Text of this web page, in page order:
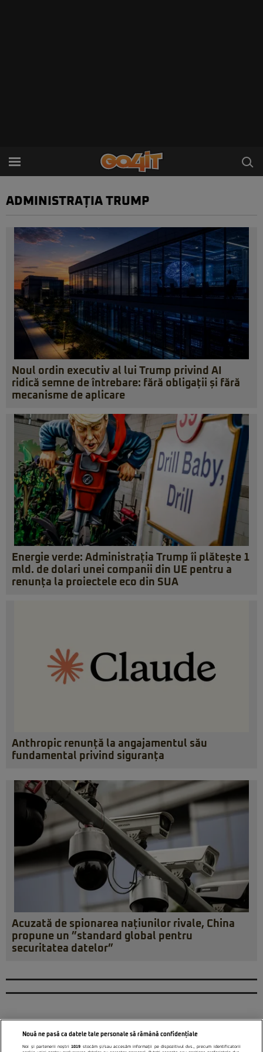
ADMINISTRAȚIA TRUMP
Noul ordin executiv al lui Trump privind AI
ridică semne de întrebare: fără obligații și fără
mecanisme de aplicare
Energie verde: Administrația Trump îi plătește 1
mld. de dolari unei companii din UE pentru a
renunța la proiectele eco din SUA
Anthropic renunță la angajamentul său
fundamental privind siguranța
Acuzată de spionarea națiunilor rivale, China
propune un ”standard global pentru
securitatea datelor”
Nouă ne pasă ca datele tale personale să rămână confidențiale
Noi și partenerii noștri1019 stocăm și/sau accesăm informații pe dispozitivul dvs., precum identificatorii